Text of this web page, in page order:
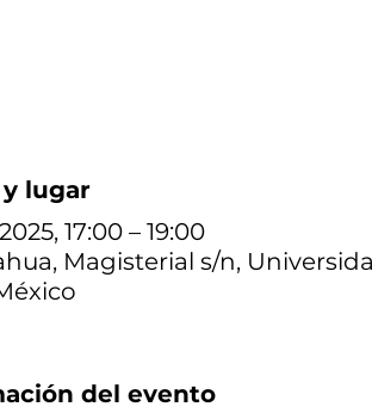
lugar
17:00 – 19:00
Magisterial s/n,
del evento